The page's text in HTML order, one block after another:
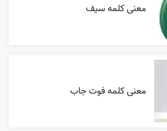
معنی کلمه سیف
معنی کلمه فوت جاب